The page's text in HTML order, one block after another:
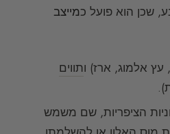
שכן הוא פועל כמייצב
עץ אלמוג, ארז) ותווים
הציפריות, שם משמש